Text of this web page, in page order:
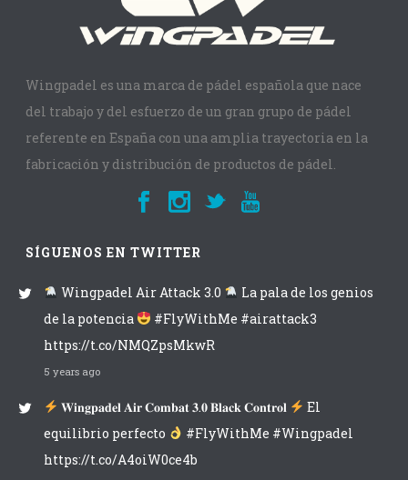
Wingpadel es una marca de pádel española que nace
del trabajo y del esfuerzo de un gran grupo de pádel
referente en España con una amplia trayectoria en la
fabricación y distribución de productos de pádel.
SÍGUENOS EN TWITTER
Wingpadel Air Attack 3.0
La pala de los genios
de la potencia
#FlyWithMe #airattack3
https://t.co/NMQZpsMkwR
5 years ago
𝐖𝐢𝐧𝐠𝐩𝐚𝐝𝐞𝐥 𝐀𝐢𝐫 𝐂𝐨𝐦𝐛𝐚𝐭 𝟑.𝟎 𝐁𝐥𝐚𝐜𝐤 𝐂𝐨𝐧𝐭𝐫𝐨𝐥
El
equilibrio perfecto
#FlyWithMe #Wingpadel
https://t.co/A4oiW0ce4b